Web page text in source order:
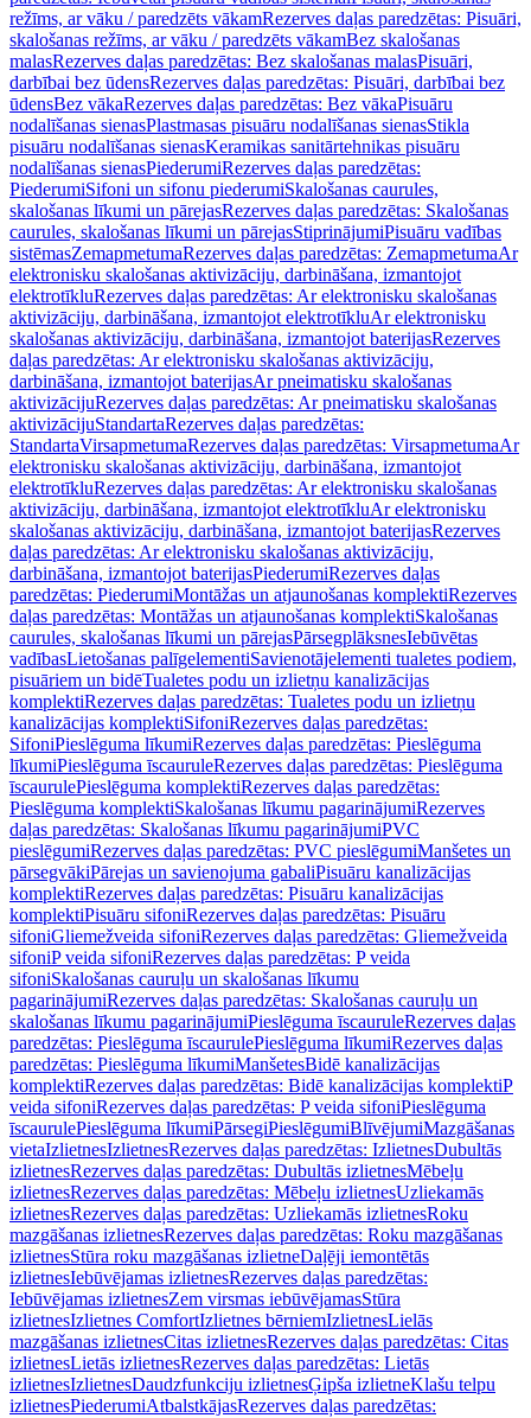
režīms, ar vāku / paredzēts vākamRezerves daļas paredzētas: Pisuāri,
skalošanas režīms, ar vāku / paredzēts vākamBez skalošanas
malasRezerves daļas paredzētas: Bez skalošanas malasPisuāri,
darbībai bez ūdensRezerves daļas paredzētas: Pisuāri, darbībai bez
ūdensBez vākaRezerves daļas paredzētas: Bez vākaPisuāru
nodalīšanas sienasPlastmasas pisuāru nodalīšanas sienasStikla
pisuāru nodalīšanas sienasKeramikas sanitārtehnikas pisuāru
nodalīšanas sienasPiederumiRezerves daļas paredzētas:
PiederumiSifoni un sifonu piederumiSkalošanas caurules,
skalošanas līkumi un pārejasRezerves daļas paredzētas: Skalošanas
caurules, skalošanas līkumi un pārejasStiprinājumiPisuāru vadības
sistēmasZemapmetumaRezerves daļas paredzētas: ZemapmetumaAr
elektronisku skalošanas aktivizāciju, darbināšana, izmantojot
elektrotīkluRezerves daļas paredzētas: Ar elektronisku skalošanas
aktivizāciju, darbināšana, izmantojot elektrotīkluAr elektronisku
skalošanas aktivizāciju, darbināšana, izmantojot baterijasRezerves
daļas paredzētas: Ar elektronisku skalošanas aktivizāciju,
darbināšana, izmantojot baterijasAr pneimatisku skalošanas
aktivizācijuRezerves daļas paredzētas: Ar pneimatisku skalošanas
aktivizācijuStandartaRezerves daļas paredzētas:
StandartaVirsapmetumaRezerves daļas paredzētas: VirsapmetumaAr
elektronisku skalošanas aktivizāciju, darbināšana, izmantojot
elektrotīkluRezerves daļas paredzētas: Ar elektronisku skalošanas
aktivizāciju, darbināšana, izmantojot elektrotīkluAr elektronisku
skalošanas aktivizāciju, darbināšana, izmantojot baterijasRezerves
daļas paredzētas: Ar elektronisku skalošanas aktivizāciju,
darbināšana, izmantojot baterijasPiederumiRezerves daļas
paredzētas: PiederumiMontāžas un atjaunošanas komplektiRezerves
daļas paredzētas: Montāžas un atjaunošanas komplektiSkalošanas
caurules, skalošanas līkumi un pārejasPārsegplāksnesIebūvētas
vadībasLietošanas palīgelementiSavienotājelementi tualetes podiem,
pisuāriem un bidēTualetes podu un izlietņu kanalizācijas
komplektiRezerves daļas paredzētas: Tualetes podu un izlietņu
kanalizācijas komplektiSifoniRezerves daļas paredzētas:
SifoniPieslēguma līkumiRezerves daļas paredzētas: Pieslēguma
līkumiPieslēguma īscauruleRezerves daļas paredzētas: Pieslēguma
īscaurulePieslēguma komplektiRezerves daļas paredzētas:
Pieslēguma komplektiSkalošanas līkumu pagarinājumiRezerves
daļas paredzētas: Skalošanas līkumu pagarinājumiPVC
pieslēgumiRezerves daļas paredzētas: PVC pieslēgumiManšetes un
pārsegvākiPārejas un savienojuma gabaliPisuāru kanalizācijas
komplektiRezerves daļas paredzētas: Pisuāru kanalizācijas
komplektiPisuāru sifoniRezerves daļas paredzētas: Pisuāru
sifoniGliemežveida sifoniRezerves daļas paredzētas: Gliemežveida
sifoniP veida sifoniRezerves daļas paredzētas: P veida
sifoniSkalošanas cauruļu un skalošanas līkumu
pagarinājumiRezerves daļas paredzētas: Skalošanas cauruļu un
skalošanas līkumu pagarinājumiPieslēguma īscauruleRezerves daļas
paredzētas: Pieslēguma īscaurulePieslēguma līkumiRezerves daļas
paredzētas: Pieslēguma līkumiManšetesBidē kanalizācijas
komplektiRezerves daļas paredzētas: Bidē kanalizācijas komplektiP
veida sifoniRezerves daļas paredzētas: P veida sifoniPieslēguma
īscaurulePieslēguma līkumiPārsegiPieslēgumiBlīvējumiMazgāšanas
vietaIzlietnesIzlietnesRezerves daļas paredzētas: IzlietnesDubultās
izlietnesRezerves daļas paredzētas: Dubultās izlietnesMēbeļu
izlietnesRezerves daļas paredzētas: Mēbeļu izlietnesUzliekamās
izlietnesRezerves daļas paredzētas: Uzliekamās izlietnesRoku
mazgāšanas izlietnesRezerves daļas paredzētas: Roku mazgāšanas
izlietnesStūra roku mazgāšanas izlietneDaļēji iemontētās
izlietnesIebūvējamas izlietnesRezerves daļas paredzētas:
Iebūvējamas izlietnesZem virsmas iebūvējamasStūra
izlietnesIzlietnes ComfortIzlietnes bērniemIzlietnesLielās
mazgāšanas izlietnesCitas izlietnesRezerves daļas paredzētas: Citas
izlietnesLietās izlietnesRezerves daļas paredzētas: Lietās
izlietnesIzlietnesDaudzfunkciju izlietnesĢipša izlietneKlašu telpu
izlietnesPiederumiAtbalstkājasRezerves daļas paredzētas: